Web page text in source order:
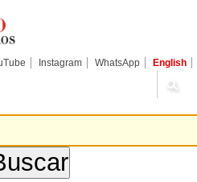
Instagram WhatsApp English